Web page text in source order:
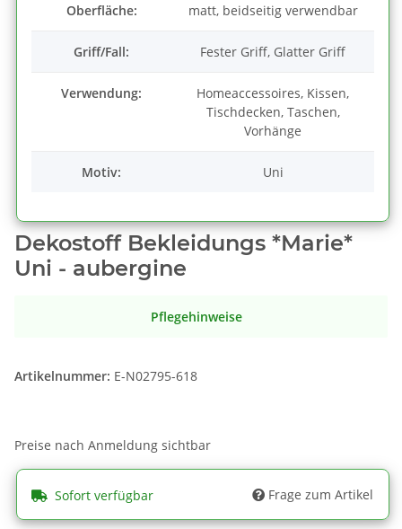
Oberfläche: matt, beidseitig verwendbar
Griff/Fall: Fester Griff, Glatter Griff
Verwendung:
Homeaccessoires, Kissen,
Tischdecken, Taschen,
Vorhänge
Motiv: Uni
Dekostoff Bekleidungs *Marie*
Uni - aubergine
Pflegehinweise
Artikelnummer: E-N02795-618
Preise nach Anmeldung sichtbar
Sofort verfügbar Frage zum Artikel